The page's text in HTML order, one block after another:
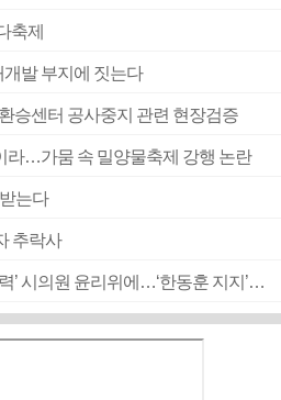
축제
발 부지에 짓는다
승센터 공사중지 관련 현장검증
라…가뭄 속 밀양물축제 강행 논란
는다
추락사
국힘 부산시당, ‘정이한 조력’ 시의원 윤리위에…‘한동훈 지지’도 신고접수